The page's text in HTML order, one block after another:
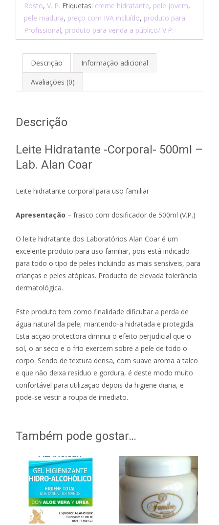
Corporal-
500ml
Rosto, V. P. Etiquetas: creme hidratante, pele jovem,
pele madura, preço com IVA incluído, produto para
Profissional, produto para venda a público/ V.P.
Descrição Informação adicional
Avaliações (0)
Descrição
Leite Hidratante -Corporal- 500ml –
Lab. Alan Coar
Leite hidratante corporal para uso familiar
Apresentação – frasco com dosificador de 500ml (V.P.)
O leite hidratante dos Laboratórios Alan Coar é um
excelente produto para uso familiar, pois está indicado
para todo o tipo de peles incluindo as mais sensíveis, para
crianças e peles atópicas. Producto de elevada tolerância
dermatológica.
Este produto tem como finalidade dificultar a perda de
água natural da pele, mantendo-a hidratada e protegida.
Esta acção protectora diminui o efeito perjudicial que o
sol, o ar seco e o frío exercem sobre a pele de todo o
corpo. Sendo de textura densa, com suave aroma a talco
e que não deixa resíduo e gordura, é deste modo muito
confortável para utilização depois da higiene diaria, e
pode-se vestir a roupa de imediato.
Também pode gostar…